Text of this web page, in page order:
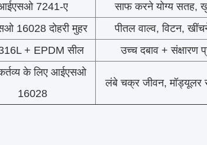
7241-ए
साफ करने योग्य सतह,
16028 दोहरी मुहर
पीतल वाल्व, विटन,
+ EPDM सील उच्च दबाव + संक्षारण
कर्तव्य के लिए आईएसओ
16028
लंबे चक्र जीवन, मॉड्यूलर